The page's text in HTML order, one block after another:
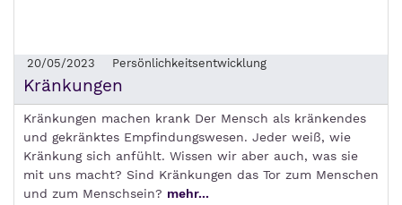
20/05/2023 Persönlichkeitsentwicklung
Kränkungen
Kränkungen machen krank Der Mensch als kränkendes
und gekränktes Empfindungswesen. Jeder weiß, wie
Kränkung sich anfühlt. Wissen wir aber auch, was sie
mit uns macht? Sind Kränkungen das Tor zum Menschen
und zum Menschsein? mehr...